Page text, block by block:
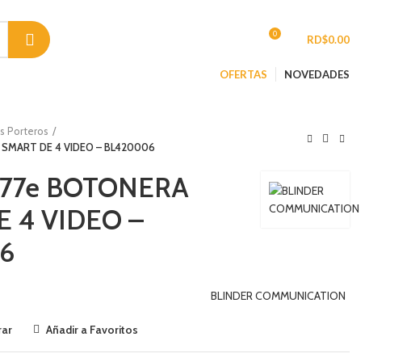
0 RD$0.00
OFERTAS NOVEDADES
Porteros
DE 4 VIDEO – BL420006
BOTONERA
4 VIDEO –
BLINDER COMMUNICATION
Añadir a Favoritos